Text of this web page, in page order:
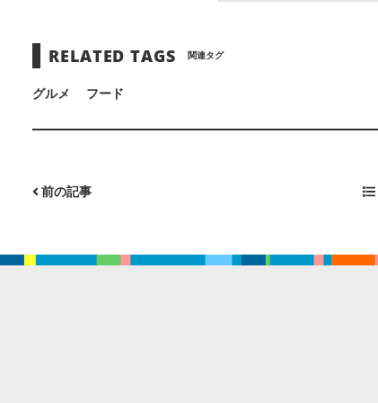
RELATED TAGS 関連タグ
グルメ フード
前の記事